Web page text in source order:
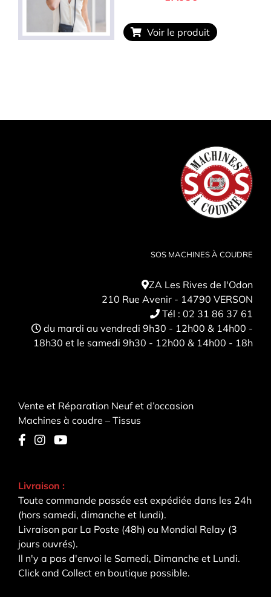
Voir le produit
SOS MACHINES À COUDRE
ZA Les Rives de l'Odon
210 Rue Avenir - 14790 VERSON
Tél : 02 31 86 37 61
du mardi au vendredi 9h30 - 12h00 & 14h00 -
18h30 et le samedi 9h30 - 12h00 & 14h00 - 18h
Vente et Réparation Neuf et d’occasion
Machines à coudre – Tissus
Livraison :
Toute commande passée est expédiée dans les 24h
(hors samedi, dimanche et lundi).
Livraison par La Poste (48h) ou Mondial Relay (3
jours ouvrés).
Il n'y a pas d'envoi le Samedi, Dimanche et Lundi.
Click and Collect en boutique possible.